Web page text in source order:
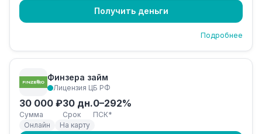
Получить деньги
Подробнее
Финзера займ
Лицензия ЦБ РФ
30 000 ₽
Сумма
30 дн.
Срок
0–292%
ПСК*
Онлайн
На карту